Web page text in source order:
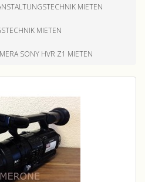
MIETEN
MIETEN
SONY HVR Z1 MIETEN